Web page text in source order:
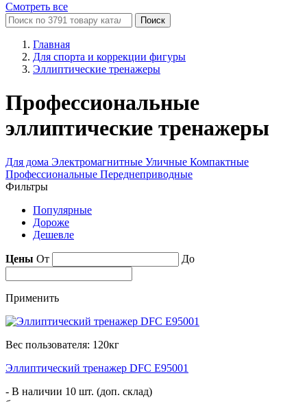
Смотреть все
Поиск
Главная
Для спорта и коррекции фигуры
Эллиптические тренажеры
Профессиональные
эллиптические тренажеры
Для дома Электромагнитные Уличные Компактные
Профессиональные Переднеприводные
Фильтры
Популярные
Дороже
Дешевле
Цены От До
Применить
Вес пользователя: 120кг
Эллиптический тренажер DFC E95001
- В наличии 10 шт. (доп. склад)